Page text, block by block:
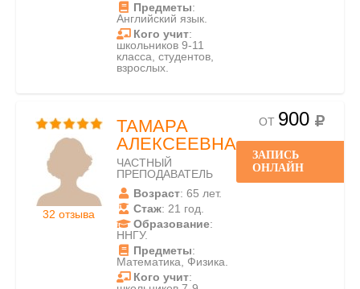
Предметы:
Английский язык.
Кого учит:
школьников 9-11
класса, студентов,
взрослых.
32 отзыва
ТАМАРА
АЛЕКСЕЕВНА
ЧАСТНЫЙ
ПРЕПОДАВАТЕЛЬ
Возраст: 65 лет.
Стаж: 21 год.
Образование:
ННГУ.
Предметы:
Математика, Физика.
Кого учит:
ОТ 900
ЗАПИСЬ
ОНЛАЙН